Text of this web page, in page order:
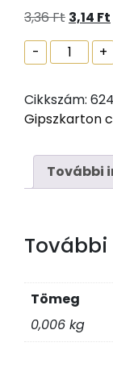
3,36Ft
price
was:
3,14 Ft
-
önfúró
3,5x25
+
Cikkszám:
Gipszkarton
További
Tömeg
0,006 kg